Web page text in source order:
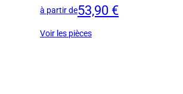
à partir de53,90 €
Voir les pièces